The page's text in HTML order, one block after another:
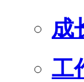
成
工